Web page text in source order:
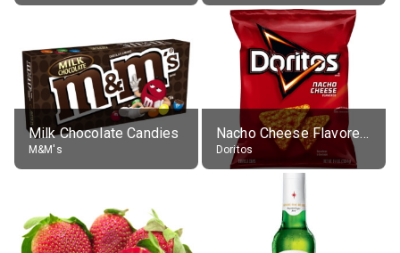
Milk Chocolate Candies
M&M's
Nacho Cheese Flavored Tortilla Chips
Doritos